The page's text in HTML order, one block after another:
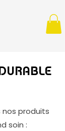
produits
soin :